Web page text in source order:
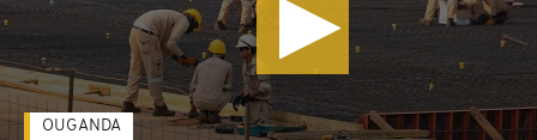
OUGANDA